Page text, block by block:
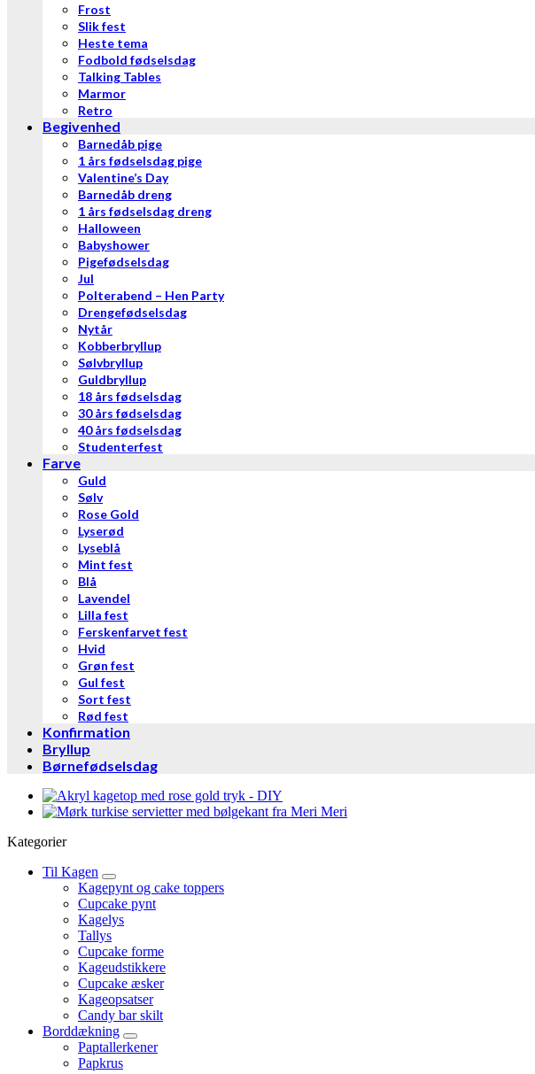
Frost
Slik fest
Heste tema
Fodbold fødselsdag
Talking Tables
Marmor
Retro
Begivenhed
Barnedåb pige
1 års fødselsdag pige
Valentine’s Day
Barnedåb dreng
1 års fødselsdag dreng
Halloween
Babyshower
Pigefødselsdag
Jul
Polterabend – Hen Party
Drengefødselsdag
Nytår
Kobberbryllup
Sølvbryllup
Guldbryllup
18 års fødselsdag
30 års fødselsdag
40 års fødselsdag
Studenterfest
Farve
Guld
Sølv
Rose Gold
Lyserød
Lyseblå
Mint fest
Blå
Lavendel
Lilla fest
Ferskenfarvet fest
Hvid
Grøn fest
Gul fest
Sort fest
Rød fest
Konfirmation
Bryllup
Børnefødselsdag
Kategorier
Til Kagen
Kagepynt og cake toppers
Cupcake pynt
Kagelys
Tallys
Cupcake forme
Kageudstikkere
Cupcake æsker
Kageopsatser
Candy bar skilt
Borddækning
Paptallerkener
Papkrus